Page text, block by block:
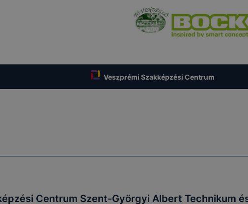
Veszprémi Szakképzési Centrum
Centrum Szent-Györgyi Albert Technikum